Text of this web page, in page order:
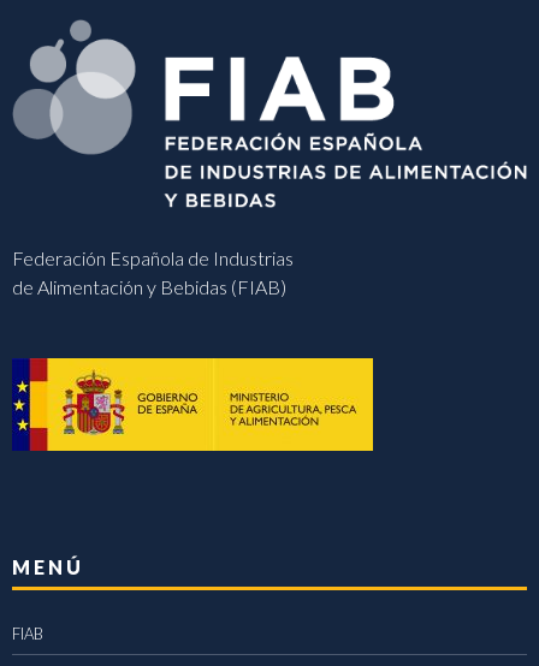
Federación Española de Industrias
de Alimentación y Bebidas (FIAB)
MENÚ
FIAB